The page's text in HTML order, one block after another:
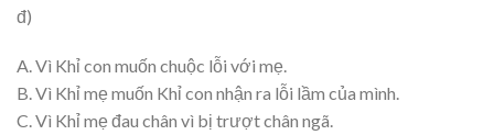
đ)
A. Vì Khỉ con muốn chuộc lỗi với mẹ.
B. Vì Khỉ mẹ muốn Khỉ con nhận ra lỗi lầm của mình.
C. Vì Khỉ mẹ đau chân vì bị trượt chân ngã.